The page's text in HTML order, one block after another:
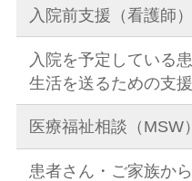
入院前支援（看護師）
入院を予定している
生活を送るための支援
医療福祉相談（MSW）
患者さん・ご家族か